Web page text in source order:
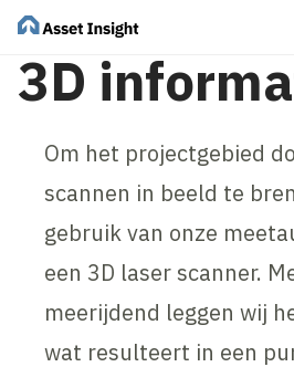
3D
Om het projectgebied
scannen in beeld te
gebruik van onze
een 3D laser scanner.
meerijdend leggen wij
wat resulteert in een